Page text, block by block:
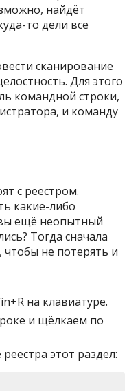
найдёт
то дели все
сканирование
Для этого
командной строки,
и команду
с реестром.
какие-либо
ещё неопытный
Тогда сначала
не потерять и
на клавиатуре.
и щёлкаем по
этот раздел: